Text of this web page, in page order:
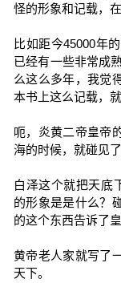
怪的形象和记载，
比如距今45000年
已经有一些非常成
么这么多年，我觉
本书上这么记载，
呃，炎黄二帝皇帝
海的时候，就碰见
白泽这个就把天底
的形象是是什么？
的这个东西告诉了皇
黄帝老人家就写了
天下。